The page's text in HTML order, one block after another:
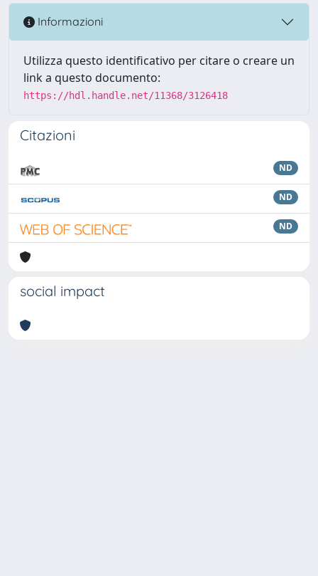
Informazioni
Utilizza questo identificativo per citare o creare un
link a questo documento:
https://hdl.handle.net/11368/3126418
Citazioni
ND
ND
ND
social impact